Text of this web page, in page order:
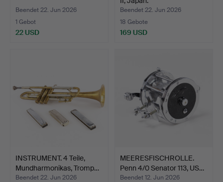
Beendet 22. Jun 2026
1 Gebot
22 USD
Beendet 22. Jun 2026
18 Gebote
169 USD
INSTRUMENT. 4 Teile,
Mundharmonikas, Tromp…
Beendet 22. Jun 2026
MEERESFISCHROLLE.
Penn 4/0 Senator 113, US…
Beendet 12. Jun 2026